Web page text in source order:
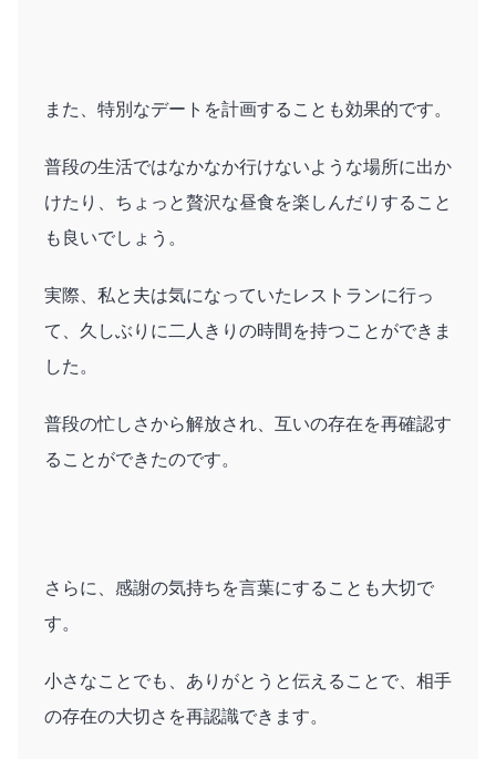
また、特別なデートを計画することも効果的です。
普段の生活ではなかなか行けないような場所に出か
けたり、ちょっと贅沢な昼食を楽しんだりすること
も良いでしょう。
実際、私と夫は気になっていたレストランに行っ
て、久しぶりに二人きりの時間を持つことができま
した。
普段の忙しさから解放され、互いの存在を再確認す
ることができたのです。
さらに、感謝の気持ちを言葉にすることも大切で
す。
小さなことでも、ありがとうと伝えることで、相手
の存在の大切さを再認識できます。